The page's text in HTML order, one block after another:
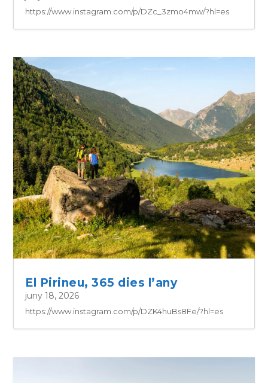
https://www.instagram.com/p/DZc_3zmo4mw/?hl=es
El Pirineu, 365 dies l’any
juny 18, 2026
https://www.instagram.com/p/DZK4huBs8Fe/?hl=es